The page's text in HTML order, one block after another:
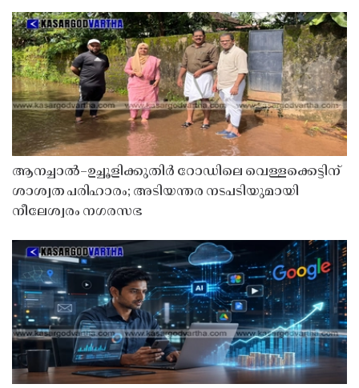
ആനച്ചാൽ–ഉച്ചൂളിക്കുതിർ റോഡിലെ വെള്ളക്കെട്ടിന്
ശാശ്വത പരിഹാരം; അടിയന്തര നടപടിയുമായി
നീലേശ്വരം നഗരസഭ